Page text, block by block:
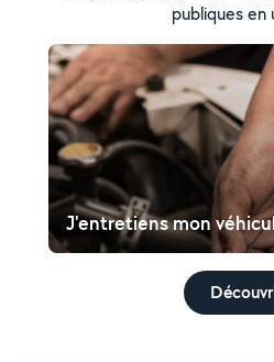
publiques en
J'entretiens mon